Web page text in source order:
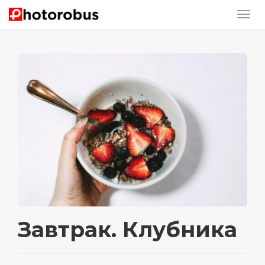
Завтрак. Клубника